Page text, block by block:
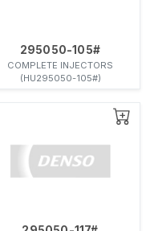
295050-105#
COMPLETE INJECTORS
(HU295050-105#)